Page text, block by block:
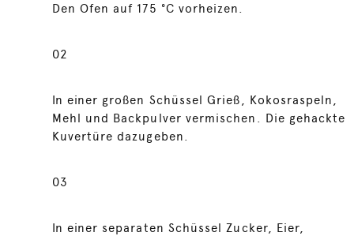
Den Ofen auf 175 °C vorheizen.
02
In einer großen Schüssel Grieß, Kokosraspeln,
Mehl und Backpulver vermischen. Die gehackte
Kuvertüre dazugeben.
03
In einer separaten Schüssel Zucker, Eier,